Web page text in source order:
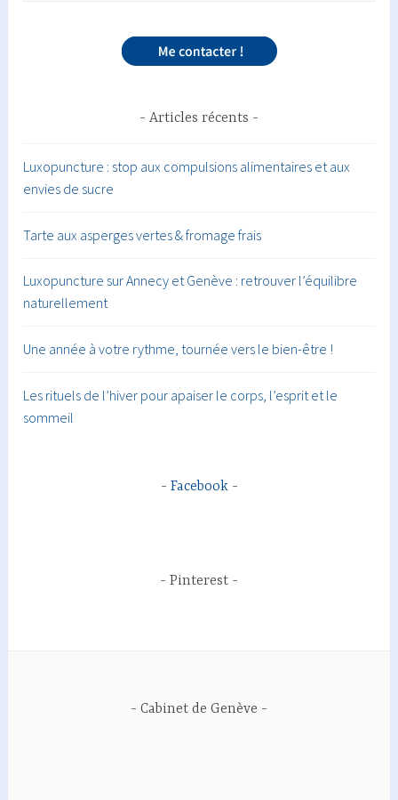
Articles récents
Luxopuncture : stop aux compulsions alimentaires et aux
envies de sucre
Tarte aux asperges vertes & fromage frais
Luxopuncture sur Annecy et Genève : retrouver l’équilibre
naturellement
Une année à votre rythme, tournée vers le bien-être !
Les rituels de l’hiver pour apaiser le corps, l’esprit et le
sommeil
Facebook
Pinterest
Cabinet de Genève